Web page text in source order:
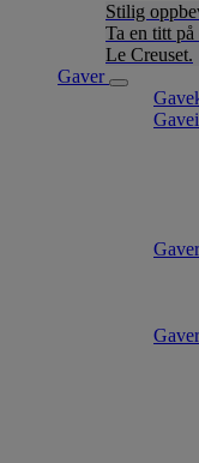
Stilig
Ta en titt
Le Creuset.
Gaver